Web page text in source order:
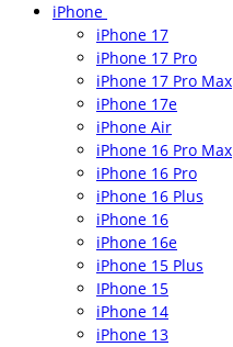
iPhone
iPhone 17
iPhone 17 Pro
iPhone 17 Pro Max
iPhone 17e
iPhone Air
iPhone 16 Pro Max
iPhone 16 Pro
iPhone 16 Plus
iPhone 16
iPhone 16e
iPhone 15 Plus
IPhone 15
iPhone 14
iPhone 13